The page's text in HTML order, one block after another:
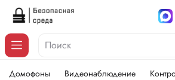
Домофоны Видеонаблюдение